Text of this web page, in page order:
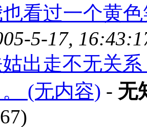
看过一个黄
5-17,
出走不无关
(无内容) - 无